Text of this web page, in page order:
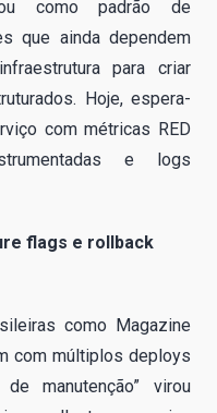
como padrão de
que ainda dependem
para criar
Hoje, espera-
com métricas RED
e logs
flags e rollback
como Magazine
com múltiplos deploys
manutenção” virou